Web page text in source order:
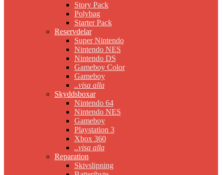
Story Pack
Polybag
Starter Pack
Reservdelar
Super Nintendo
Nintendo NES
Nintendo DS
Gameboy Color
Gameboy
..visa alla
Skyddsboxar
Nintendo 64
Nintendo NES
Gameboy
Playstation 3
Xbox 360
..visa alla
Reparation
Skivslipning